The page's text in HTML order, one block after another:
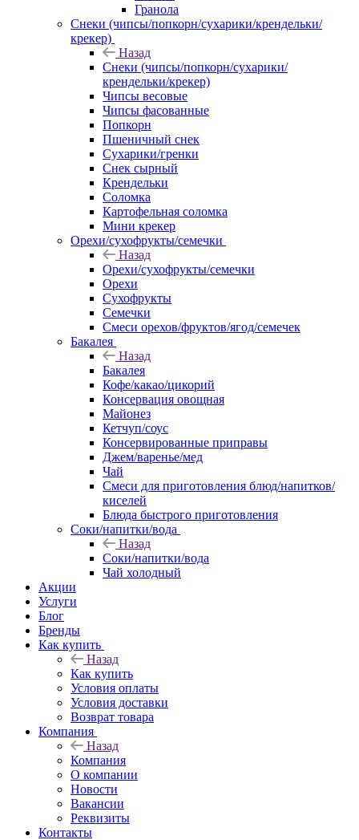
Гранола
Снеки (чипсы/попкорн/сухарики/крендельки/
крекер)
Назад
Снеки (чипсы/попкорн/сухарики/
крендельки/крекер)
Чипсы весовые
Чипсы фасованные
Попкорн
Пшеничный снек
Сухарики/гренки
Снек сырный
Крендельки
Соломка
Картофельная соломка
Мини крекер
Орехи/сухофрукты/семечки
Назад
Орехи/сухофрукты/семечки
Орехи
Сухофрукты
Семечки
Смеси орехов/фруктов/ягод/семечек
Бакалея
Назад
Бакалея
Кофе/какао/цикорий
Консервация овощная
Майонез
Кетчуп/соус
Консервированные приправы
Джем/варенье/мед
Чай
Смеси для приготовления блюд/напитков/
киселей
Блюда быстрого приготовления
Соки/напитки/вода
Назад
Соки/напитки/вода
Чай холодный
Акции
Услуги
Блог
Бренды
Как купить
Назад
Как купить
Условия оплаты
Условия доставки
Возврат товара
Компания
Назад
Компания
О компании
Новости
Вакансии
Реквизиты
Контакты